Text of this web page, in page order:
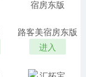
路客美宿房东版
进入